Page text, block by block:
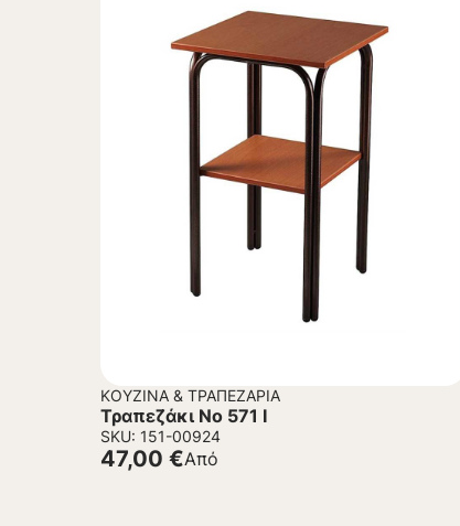
ΚΟΥΖΊΝΑ & ΤΡΑΠΕΖΑΡΊΑ
Τραπεζάκι Νο 571 I
SKU: 151-00924
Από
47,00 €